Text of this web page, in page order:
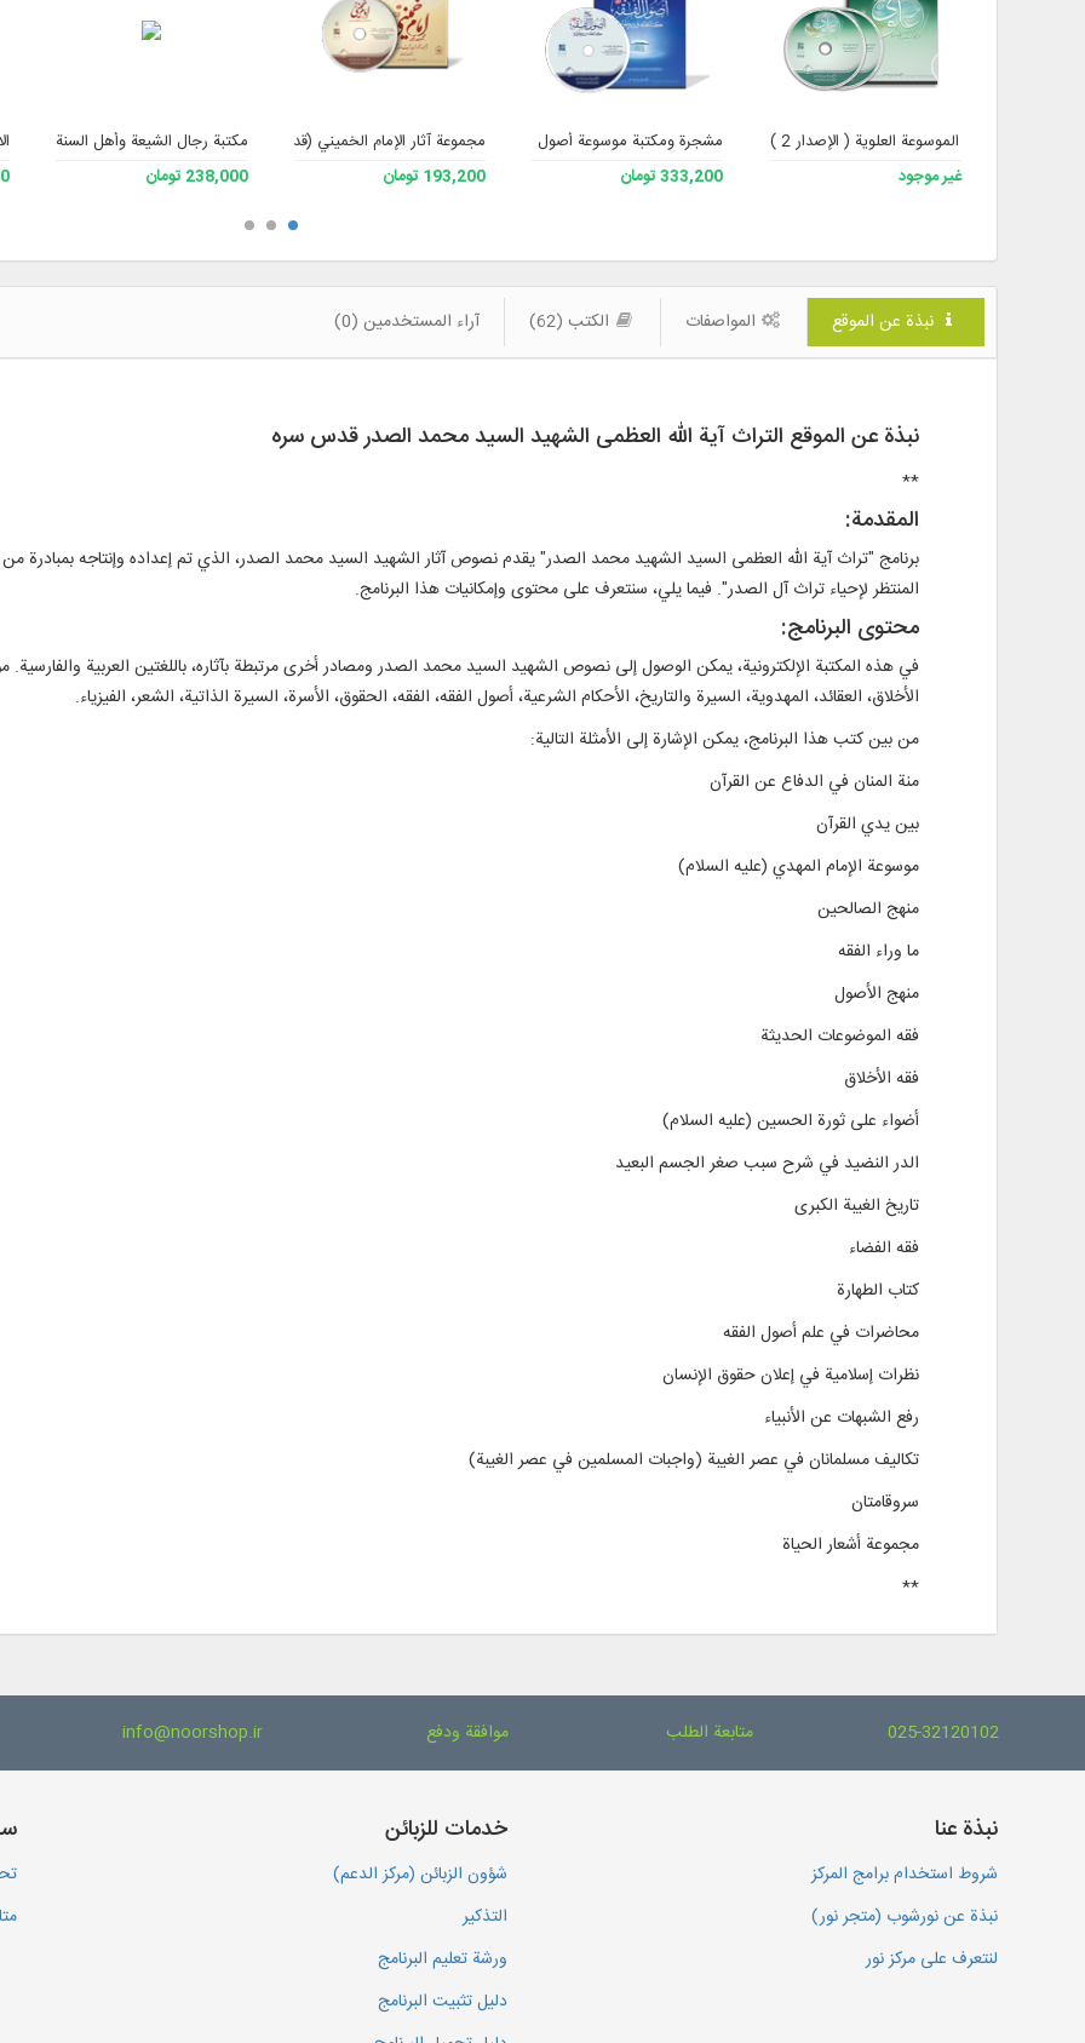
الموسوعة العلوية ( الإصدار 2 )
غير موجود
مشجرة ومكتبة موسوعة أصول الفقه، الإصدار 3
333,200 تومان
مجموعة آثار الإمام الخميني (قدس سره) – الإصدار 3
193,200 تومان
مكتبة رجال الشيعة وأهل السنة 2.
238,000 تومان
نبذة عن الموقع المواصفات الكتب (62) آراء المستخدمين (0)
نبذة عن الموقع التراث آية الله العظمی الشهید السيد محمد الصدر قدس سره
**
المقدمة:
برنامج "تراث آية الله العظمى السيد الشهيد محمد الصدر" يقدم نصوص آثار الشهيد السيد محمد الصدر، الذي تم إعداده وإنتاجه بمبادرة من
المنتظر لإحياء تراث آل الصدر". فيما يلي، سنتعرف على محتوى وإمكانيات هذا البرنامج.
محتوى البرنامج:
في هذه المكتبة الإلكترونية، يمكن الوصول إلى نصوص الشهيد السيد محمد الصدر ومصادر أخرى مرتبطة بآثاره، باللغتين العربية
الأخلاق، العقائد، المهدوية، السيرة والتاريخ، الأحكام الشرعية، أصول الفقه، الفقه، الحقوق، الأسرة، السيرة الذاتية، الشعر، الفيزياء.
من بين كتب هذا البرنامج، يمكن الإشارة إلى الأمثلة التالية:
منة المنان في الدفاع عن القرآن
بين يدي القرآن
موسوعة الإمام المهدي (عليه السلام)
منهج الصالحين
ما وراء الفقه
منهج الأصول
فقه الموضوعات الحديثة
فقه الأخلاق
أضواء على ثورة الحسين (عليه السلام)
الدر النضيد في شرح سبب صغر الجسم البعيد
تاريخ الغيبة الكبرى
فقه الفضاء
كتاب الطهارة
محاضرات في علم أصول الفقه
نظرات إسلامية في إعلان حقوق الإنسان
رفع الشبهات عن الأنبياء
تکالیف مسلمانان في عصر الغيبة (واجبات المسلمين في عصر الغيبة)
سروقامتان
مجموعة أشعار الحياة
**
025-32120102 متابعة الطلب موافقة ودفع info@noorshop.ir
نبذة عنا
شروط استخدام برامج المركز
نبذة عن نورشوب (متجر نور)
لنتعرف على مركز نور
خدمات للزبائن
شؤون الزبائن (مركز الدعم)
التذكير
ورشة تعليم البرنامج
دليل تثبيت البرنامج